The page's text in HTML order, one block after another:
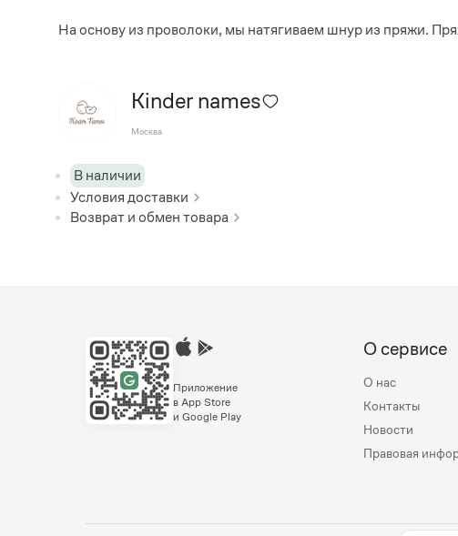
На основу из проволоки, мы натягиваем шнур из пряжи.
Kinder names
Москва
В наличии
Условия доставки
Возврат и обмен товара
Приложение
в App Store
и Google Play
О сервисе
О нас
Контакты
Новости
Правовая